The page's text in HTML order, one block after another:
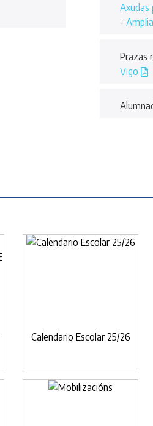
Axudas
-
Prazas
Vigo
Calendario Escolar 25/26